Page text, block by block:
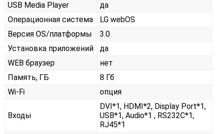
USB Media Player
да
Операционная система
LG webOS
Версия OS/платформы
3.0
Установка приложений
да
WEB браузер
нет
Память, ГБ
8 Гб
Wi-Fi
опция
Входы
DVI*1, HDMI*2, Display Port*1,
USB*1, Audio*1 , RS232С*1,
RJ45*1